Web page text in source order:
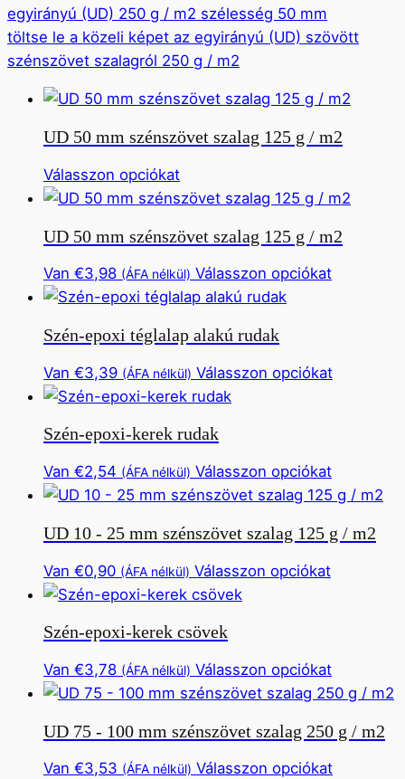
egyirányú (UD) 250 g / m2 szélesség 50 mm
töltse le a közeli képet az egyirányú (UD) szövött
szénszövet szalagról 250 g / m2
UD 50 mm szénszövet szalag 125 g / m2
Válasszon opciókatEnnek
a
több
változata
van.
az
opció
a
termékoldalon
választható
UD 50 mm szénszövet szalag 125 g / m2
Van €3,98 (ÁFA nélkül) Válasszon opciókatEnnek
változata
a
Szén-epoxi téglalap alakú rudak
Van €3,39 (ÁFA nélkül) Válasszon opciókatEnnek
van.
az
Szén-epoxi-kerek rudak
Van €2,54 (ÁFA nélkül) Válasszon opciókatEnnek
a
több
a
UD 10 - 25 mm szénszövet szalag 125 g / m2
Van €0,90 (ÁFA nélkül) Válasszon opciókatEnnek
változata
van.
az
Szén-epoxi-kerek csövek
Van €3,78 (ÁFA nélkül) Válasszon opciókatEnnek
a
több
változata
UD 75 - 100 mm szénszövet szalag 250 g / m2
Van €3,53 (ÁFA nélkül) Válasszon opciókatEnnek